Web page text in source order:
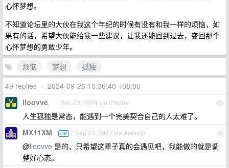
心怀梦想。
不知道论坛里的大伙在我这个年纪的时候有没有和我一样的烦恼，如
果有的话，希望大伙能给我一些建议，让我还能回到过去，变回那个
心怀梦想的勇敢少年。
烦恼
梦想
孤独
49 replies • 2024-09-26 10:36:40 +08:00
1
lloovve Sep 23, 2024 via iPhone
人生孤独是常态，能遇到一个完美契合自己的人太难了。
2
MX11XM OP Sep 23, 2024 via Android
@lloovve 是的，只希望这辈子真的会遇见吧，我能做的就是调
整好心态。